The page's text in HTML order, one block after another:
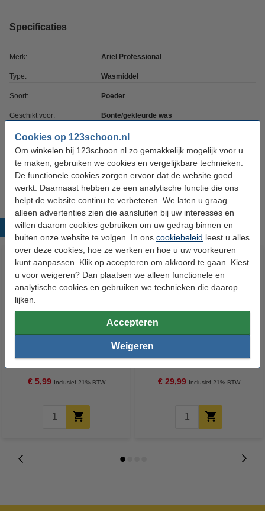
Cookies op 123schoon.nl
Om winkelen bij 123schoon.nl zo gemakkelijk mogelijk voor u
te maken, gebruiken we cookies en vergelijkbare technieken.
De functionele cookies zorgen ervoor dat de website goed
werkt. Daarnaast hebben ze een analytische functie die ons
helpt de website continu te verbeteren. We laten u graag
alleen advertenties zien die aansluiten bij uw interesses en
willen daarom cookies gebruiken om uw gedrag binnen en
buiten onze website te volgen. In ons cookiebeleid leest u alles
over deze cookies, hoe ze werken en hoe u uw voorkeuren
kunt aanpassen. Klik op accepteren om akkoord te gaan. Kiest
u voor weigeren? Dan plaatsen we alleen functionele en
analytische cookies en gebruiken we technieken die daarop
lijken.
Accepteren
Weigeren
Specificaties
Merk: Ariel Professional
Type: Wasmiddel
Soort: Poeder
Geschikt voor: Bonte/gekleurde was
Wasbeurten: 100 wasbeurten
Gewicht: 5,5 kg
Toepassing: Textiel
Populaire producten
€ 5,99 Inclusief 21% BTW
wasbeurten)
€ 29,99 Inclusief 21% BTW